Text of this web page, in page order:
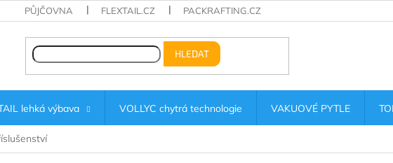
PŮJČOVNA FLEXTAIL.CZ PACKRAFTING.CZ
HLEDAT
lehká výbava VOLLYC chytrá technologie VAKUOVÉ PYTLE